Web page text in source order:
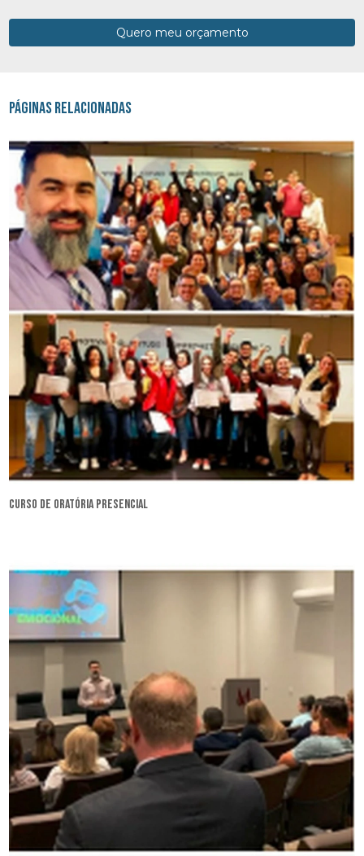
Quero meu orçamento
Páginas Relacionadas
curso de oratória presencial